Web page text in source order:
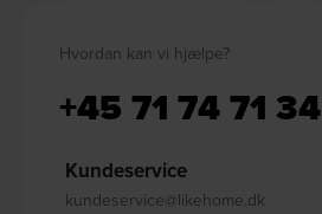
Hvordan kan vi hjælpe?
+45 71 74 71 34
Kundeservice
kundeservice@likehome.dk